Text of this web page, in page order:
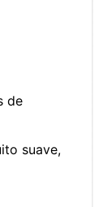
de
suave,